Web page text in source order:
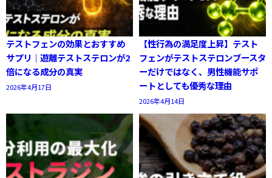
テストフェンの効果とおすすめ
サプリ｜遊離テストステロンが2
倍になる成分の真実
2026年4月17日
【性行為の満足度上昇】テスト
フェンがテストステロンブースタ
ーだけではなく、男性機能サポ
ートとしても優秀な理由
2026年4月14日